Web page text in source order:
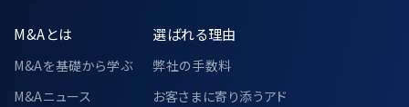
共同利用の目的
・「3.個人情報の利用目的」に記載され
M&Aとは
M&Aを基礎から学ぶ
M&Aニュース
選ばれる理由
弊社の手数料
お客さまに寄り添うアド